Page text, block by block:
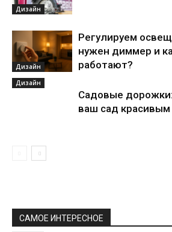
Дизайн
Дизайн
Регулируем
нужен диммер и
работают?
Дизайн
Садовые
ваш сад
САМОЕ ИНТЕРЕСНОЕ